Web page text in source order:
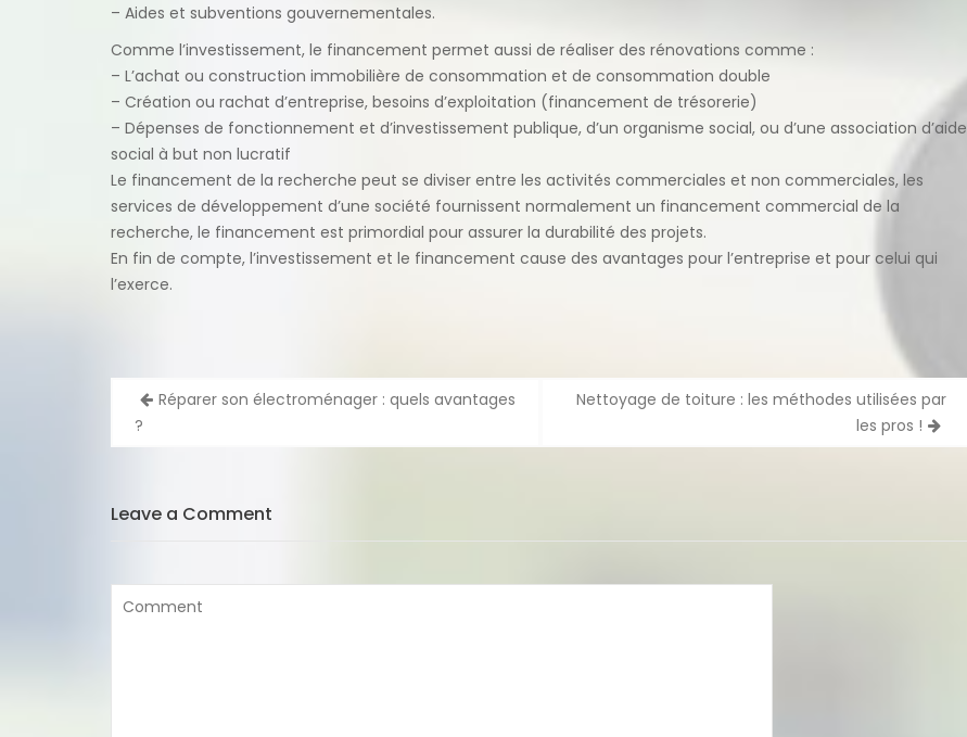
– Aides et subventions gouvernementales.
Comme l’investissement, le financement permet aussi de réaliser des rénovations comme :
– L’achat ou construction immobilière de consommation et de consommation double
– Création ou rachat d’entreprise, besoins d’exploitation (financement de trésorerie)
– Dépenses de fonctionnement et d’investissement publique, d’un organisme social, ou d’une association d’aide
social à but non lucratif
Le financement de la recherche peut se diviser entre les activités commerciales et non commerciales, les
services de développement d’une société fournissent normalement un financement commercial de la
recherche, le financement est primordial pour assurer la durabilité des projets.
En fin de compte, l’investissement et le financement cause des avantages pour l’entreprise et pour celui qui
l’exerce.
Navigation
de
l’article
Réparer son électroménager : quels avantages
?
Nettoyage de toiture : les méthodes utilisées par
les pros !
Leave a Comment